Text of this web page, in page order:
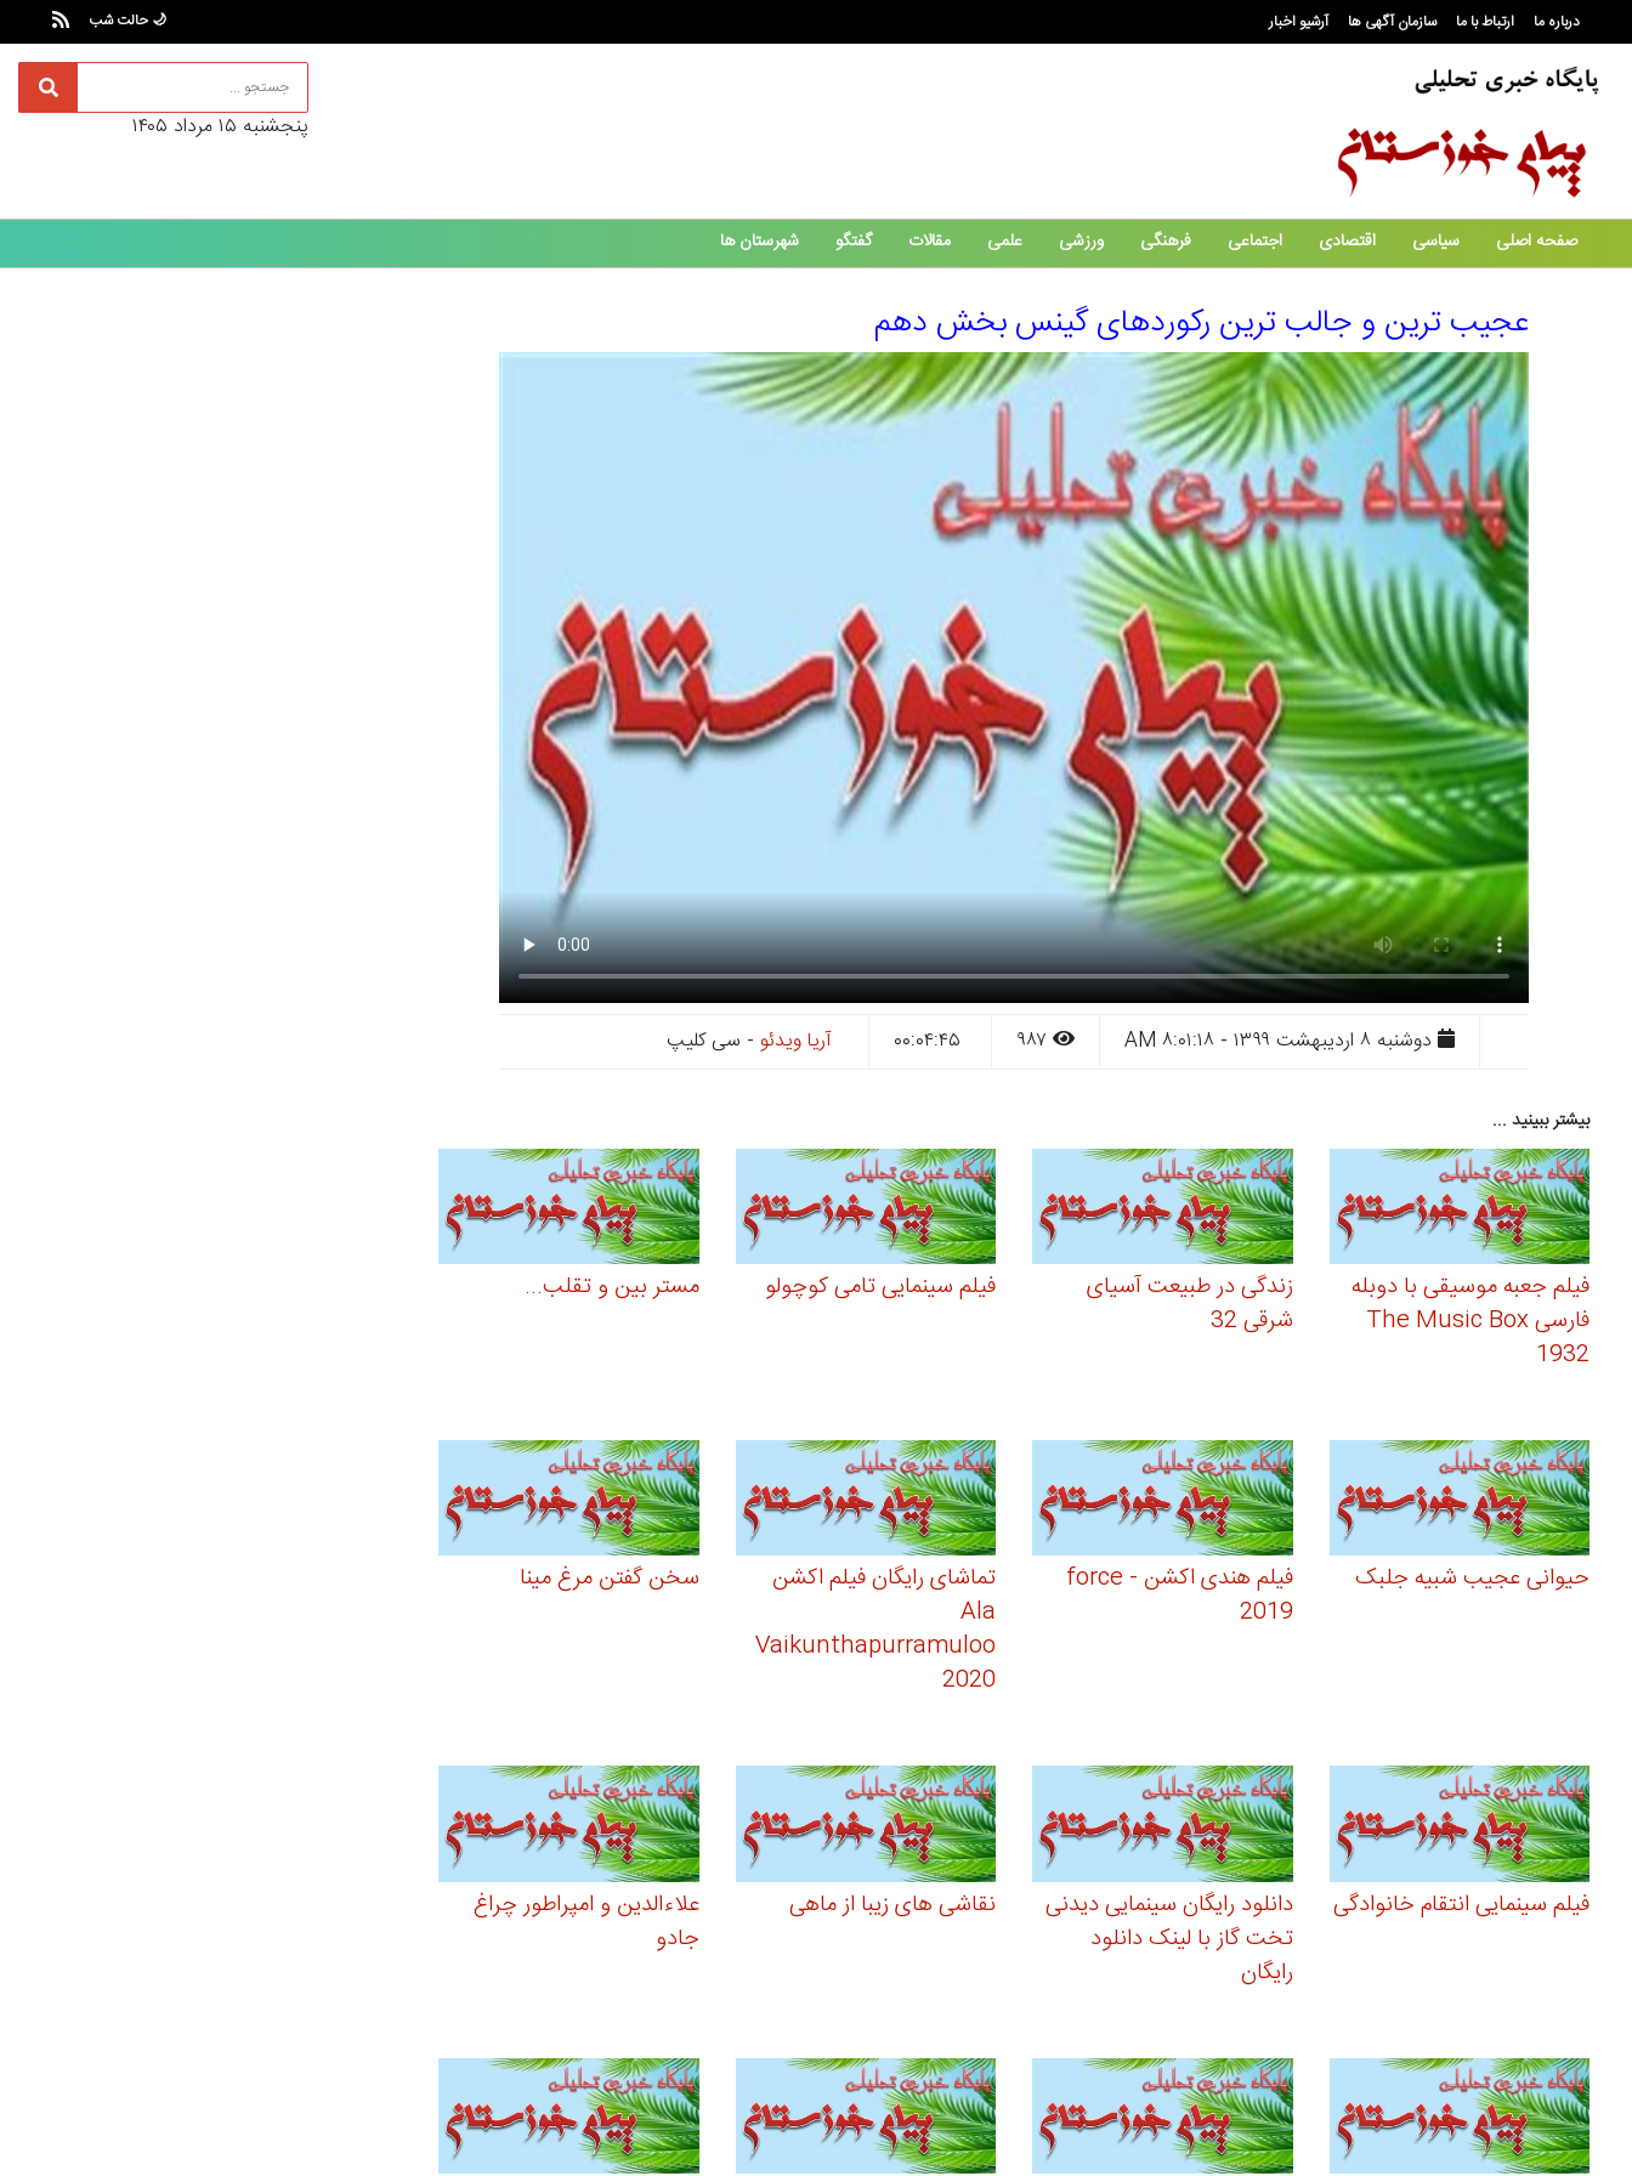
درباره ما ارتباط با ما سازمان آگهی ها آرشیو اخبار 🌙 حالت شب
پنجشنبه ۱۵ مرداد ۱۴۰۵
صفحه اصلی سیاسی اقتصادی اجتماعی فرهنگی ورزشی علمی مقالات گفتگو شهرستان ها
عجیب ترین و جالب ترین رکوردهای گینس بخش دهم
دوشنبه ۸ ارديبهشت ۱۳۹۹ - ۸:۰۱:۱۸ AM آریا ویدئو - سی کلیپ
بیشتر ببینید ...
فیلم جعبه موسیقی با دوبله
فارسی The Music Box
1932
زندگی در طبیعت آسیای
شرقی 32
فیلم سینمایی تامی کوچولو مستر بین و تقلب...
حیوانی عجیب شبیه جلبک
فیلم هندی اکشن - force
2019
تماشای رایگان فیلم اکشن
Ala
Vaikunthapurramuloo
2020
سخن گفتن مرغ مینا
فیلم سینمایی انتقام خانوادگی
دانلود رایگان سینمایی دیدنی
تخت گاز با لینک دانلود
رایگان
نقاشی های زیبا از ماهی
علاءالدین و امپراطور چراغ
جادو